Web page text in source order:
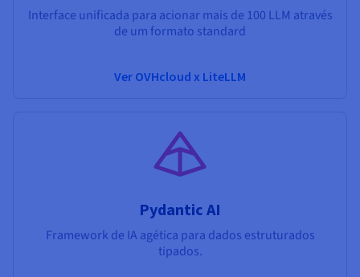
Interface unificada para acionar mais de 100 LLM através
de um formato standard
Ver OVHcloud x LiteLLM
Pydantic AI
Framework de IA agética para dados estruturados
tipados.